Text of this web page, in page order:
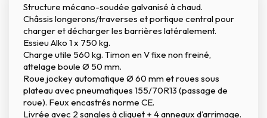
Structure mécano-soudée galvanisé à chaud.
Châssis longerons/traverses et portique central pour
charger et décharger les barrières latéralement.
Essieu Alko 1 x 750 kg.
Charge utile 560 kg. Timon en V fixe non freiné,
attelage boule Ø 50 mm.
Roue jockey automatique Ø 60 mm et roues sous
plateau avec pneumatiques 155/70R13 (passage de
roue). Feux encastrés norme CE.
Livrée avec 2 sangles à cliquet + 4 anneaux d’arrimage.